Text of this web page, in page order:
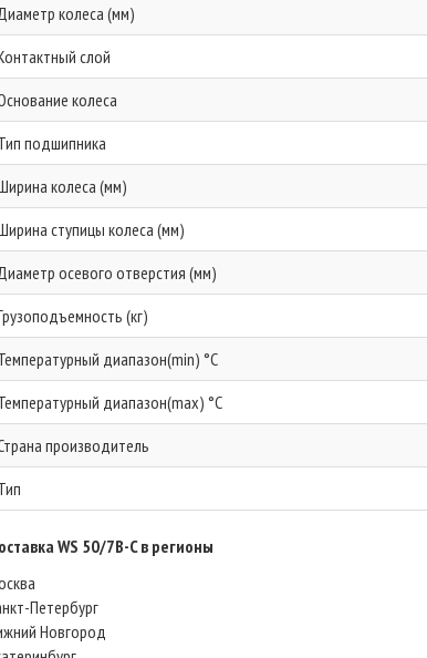
колеса (мм)
слой
колеса
подшипника
колеса (мм)
ступицы колеса (мм)
осевого отверстия (мм)
(кг)
диапазон(min) °C
диапазон(max) °C
производитель
WS 50/7B-C в регионы
Петербург
Новгород